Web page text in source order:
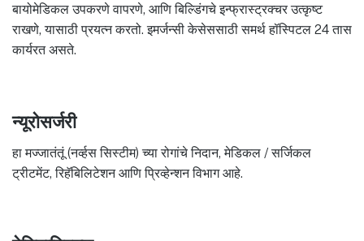
बायोमेडिकल उपकरणे वापरणे, आणि बिल्डिंगचे इन्फ्रास्ट्रक्चर उत्कृष्ट
राखणे, यासाठी प्रयत्न करतो. इमर्जन्सी केसेससाठी समर्थ हॉस्पिटल 24 तास
कार्यरत असते.
न्यूरोसर्जरी
हा मज्जातंतूं (नर्व्हस सिस्टीम) च्या रोगांचे निदान, मेडिकल / सर्जिकल
ट्रीटमेंट, रिहॅबिलिटेशन आणि प्रिव्हेन्शन विभाग आहे.